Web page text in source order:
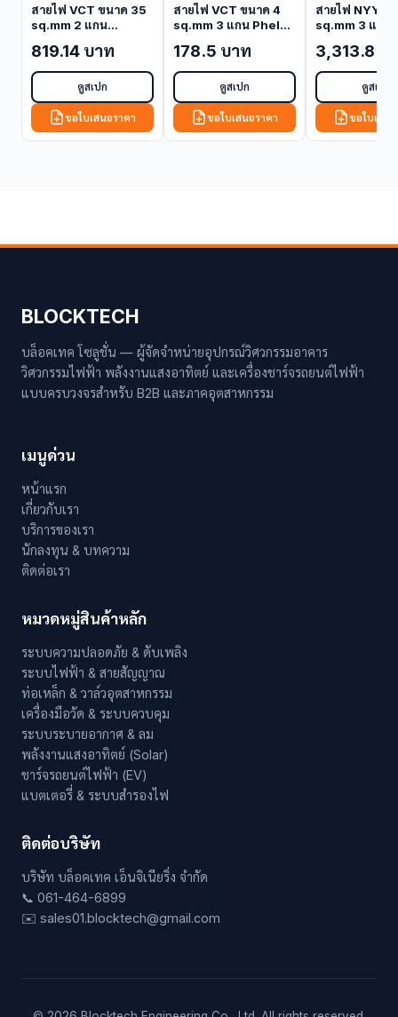
สายไฟ VCT ขนาด 35
sq.mm 2 แกน
VCT-35-2C (VCT
Cable)
819.14 บาท
ดูสเปก
ขอใบเสนอราคา
สายไฟ VCT ขนาด 4
sq.mm 3 แกน Phelps
(VCT Cable)
178.5 บาท
ดูสเปก
ขอใบเสนอราคา
สายไฟ NYY ข
sq.mm 3 แกน
(NYY Cable)
3,313.8 บ
ดูสเปก
ขอใบเสน
BLOCKTECH
บล็อคเทค โซลูชั่น — ผู้จัดจำหน่ายอุปกรณ์วิศวกรรมอาคาร
วิศวกรรมไฟฟ้า พลังงานแสงอาทิตย์ และเครื่องชาร์จรถยนต์ไฟฟ้า
แบบครบวงจรสำหรับ B2B และภาคอุตสาหกรรม
เมนูด่วน
หน้าแรก
เกี่ยวกับเรา
บริการของเรา
นักลงทุน & บทความ
ติดต่อเรา
หมวดหมู่สินค้าหลัก
ระบบความปลอดภัย & ดับเพลิง
ระบบไฟฟ้า & สายสัญญาณ
ท่อเหล็ก & วาล์วอุตสาหกรรม
เครื่องมือวัด & ระบบควบคุม
ระบบระบายอากาศ & ลม
พลังงานแสงอาทิตย์ (Solar)
ชาร์จรถยนต์ไฟฟ้า (EV)
แบตเตอรี่ & ระบบสำรองไฟ
ติดต่อบริษัท
บริษัท บล็อคเทค เอ็นจิเนียริ่ง จำกัด
📞 061-464-6899
✉️ sales01.blocktech@gmail.com